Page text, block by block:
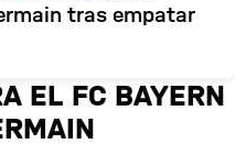
tras empatar
EL FC BAYERN